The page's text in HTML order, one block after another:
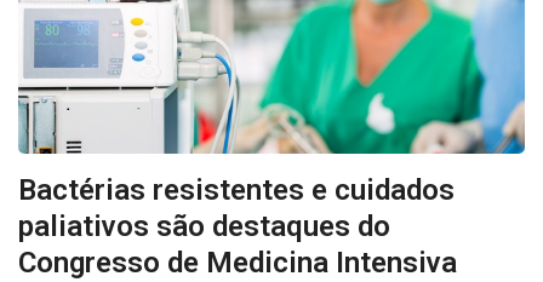
Bactérias resistentes e cuidados
paliativos são destaques do
Congresso de Medicina Intensiva